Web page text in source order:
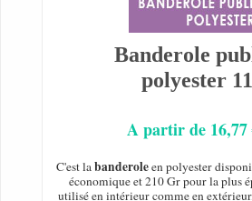
Banderole
polyester
A partir de 16,77
C'est labanderoleen polyester
économique et 210 Gr pour la plus
utilisé en intérieur comme en